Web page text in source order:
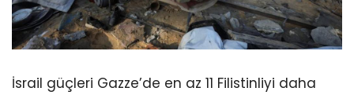
İsrail güçleri Gazze’de en az 11 Filistinliyi daha